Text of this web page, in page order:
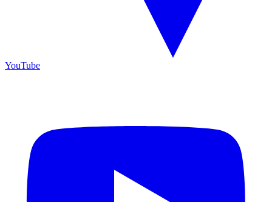
YouTube